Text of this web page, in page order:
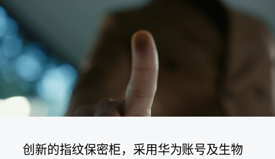
创新的指纹保密柜，采用华为账号及生物